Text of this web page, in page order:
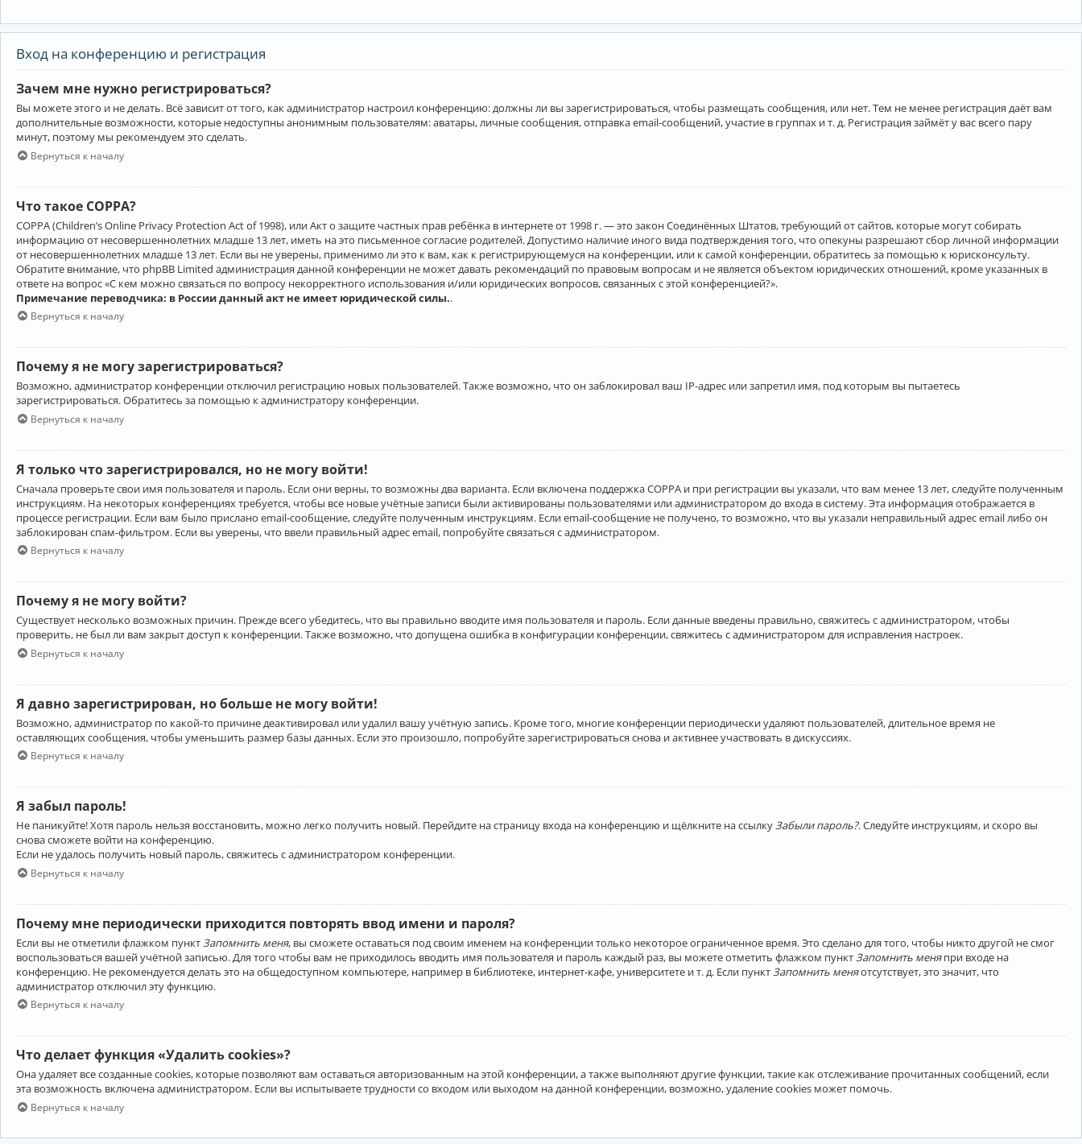
Вход на конференцию и регистрация
Зачем мне нужно регистрироваться?
Вы можете этого и не делать. Всё зависит от того, как администратор настроил конференцию: должны ли вы зарегистрироваться, чтобы размещать сообщения, или нет. Тем не менее регистрация даёт вам
дополнительные возможности, которые недоступны анонимным пользователям: аватары, личные сообщения, отправка email-сообщений, участие в группах и т. д. Регистрация займёт у вас всего пару
минут, поэтому мы рекомендуем это сделать.
Вернуться к началу
Что такое COPPA?
COPPA (Children’s Online Privacy Protection Act of 1998), или Акт о защите частных прав ребёнка в интернете от 1998 г. — это закон Соединённых Штатов, требующий от сайтов, которые могут собирать
информацию от несовершеннолетних младше 13 лет, иметь на это письменное согласие родителей. Допустимо наличие иного вида подтверждения того, что опекуны разрешают сбор личной информации
от несовершеннолетних младше 13 лет. Если вы не уверены, применимо ли это к вам, как к регистрирующемуся на конференции, или к самой конференции, обратитесь за помощью к юрисконсульту.
Обратите внимание, что phpBB Limited администрация данной конференции не может давать рекомендаций по правовым вопросам и не является объектом юридических отношений, кроме указанных в
ответе на вопрос «С кем можно связаться по вопросу некорректного использования и/или юридических вопросов, связанных с этой конференцией?».
Примечание переводчика: в России данный акт не имеет юридической силы..
Вернуться к началу
Почему я не могу зарегистрироваться?
Возможно, администратор конференции отключил регистрацию новых пользователей. Также возможно, что он заблокировал ваш IP-адрес или запретил имя, под которым вы пытаетесь
зарегистрироваться. Обратитесь за помощью к администратору конференции.
Вернуться к началу
Я только что зарегистрировался, но не могу войти!
Сначала проверьте свои имя пользователя и пароль. Если они верны, то возможны два варианта. Если включена поддержка COPPA и при регистрации вы указали, что вам менее 13 лет, следуйте полученным
инструкциям. На некоторых конференциях требуется, чтобы все новые учётные записи были активированы пользователями или администратором до входа в систему. Эта информация отображается в
процессе регистрации. Если вам было прислано email-сообщение, следуйте полученным инструкциям. Если email-сообщение не получено, то возможно, что вы указали неправильный адрес email либо он
заблокирован спам-фильтром. Если вы уверены, что ввели правильный адрес email, попробуйте связаться с администратором.
Вернуться к началу
Почему я не могу войти?
Существует несколько возможных причин. Прежде всего убедитесь, что вы правильно вводите имя пользователя и пароль. Если данные введены правильно, свяжитесь с администратором, чтобы
проверить, не был ли вам закрыт доступ к конференции. Также возможно, что допущена ошибка в конфигурации конференции, свяжитесь с администратором для исправления настроек.
Вернуться к началу
Я давно зарегистрирован, но больше не могу войти!
Возможно, администратор по какой-то причине деактивировал или удалил вашу учётную запись. Кроме того, многие конференции периодически удаляют пользователей, длительное время не
оставляющих сообщения, чтобы уменьшить размер базы данных. Если это произошло, попробуйте зарегистрироваться снова и активнее участвовать в дискуссиях.
Вернуться к началу
Я забыл пароль!
Не паникуйте! Хотя пароль нельзя восстановить, можно легко получить новый. Перейдите на страницу входа на конференцию и щёлкните на ссылкуЗабыли пароль?. Следуйте инструкциям, и скоро вы
снова сможете войти на конференцию.
Если не удалось получить новый пароль, свяжитесь с администратором конференции.
Вернуться к началу
Почему мне периодически приходится повторять ввод имени и пароля?
Если вы не отметили флажком пункт Запомнить меня, вы сможете оставаться под своим именем на конференции только некоторое ограниченное время. Это сделано для того, чтобы никто другой не смог
воспользоваться вашей учётной записью. Для того чтобы вам не приходилось вводить имя пользователя и пароль каждый раз, вы можете отметить флажком пункт Запомнить меняпри входе на
конференцию. Не рекомендуется делать это на общедоступном компьютере, например в библиотеке, интернет-кафе, университете и т. д. Если пункт Запомнить меняотсутствует, это значит, что
администратор отключил эту функцию.
Вернуться к началу
Что делает функция «Удалить cookies»?
Она удаляет все созданные cookies, которые позволяют вам оставаться авторизованным на этой конференции, а также выполняют другие функции, такие как отслеживание прочитанных сообщений, если
эта возможность включена администратором. Если вы испытываете трудности со входом или выходом на данной конференции, возможно, удаление cookies может помочь.
Вернуться к началу